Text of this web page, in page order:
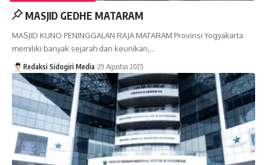
MASJID GEDHE MATARAM
MASJID KUNO PENINGGALAN RAJA MATARAM Provinsi Yogyakarta
memiliki banyak sejarah dan keunikan,…
Redaksi Sidogiri Media 29 Agustus 2025